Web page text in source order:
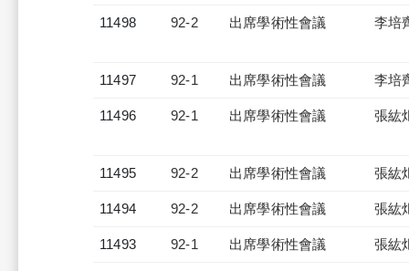
11498 92-2 出席學術性會議 李培
11497 92-1 出席學術性會議 李培
11496 92-1 出席學術性會議 張紘
11495 92-2 出席學術性會議 張紘
11494 92-2 出席學術性會議 張紘
11493 92-1 出席學術性會議 張紘